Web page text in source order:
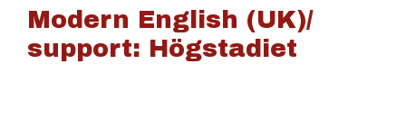
Modern English (UK)/
support: Högstadiet